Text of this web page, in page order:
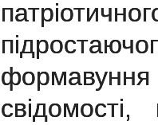
формавуння